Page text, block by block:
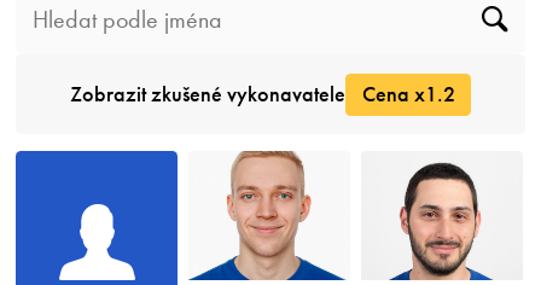
Zobrazit zkušené vykonavatele Cena x1.2